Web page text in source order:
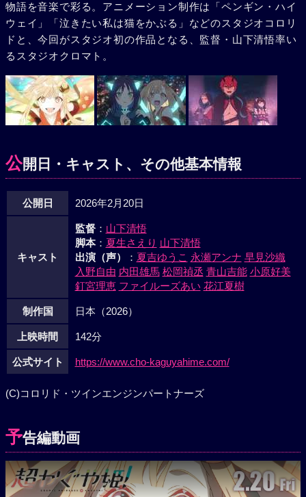
物語を音楽で彩る。アニメーション制作は「ペンギン・ハイ
ウェイ」「泣きたい私は猫をかぶる」などのスタジオコロリ
ドと、今回がスタジオ初の作品となる、監督・山下清悟率い
るスタジオクロマト。
公開日・キャスト、その他基本情報
公開日 2026年2月20日
キャスト
監督： 山下清悟
脚本： 夏生さえり 山下清悟
出演（声）
： 夏吉ゆうこ 永瀬アンナ 早見沙織
入野自由 内田雄馬 松岡禎丞 青山吉能 小原好美
釘宮理恵 ファイルーズあい 花江夏樹
制作国 日本（2026）
上映時間 142分
公式サイト https://www.cho-kaguyahime.com/
(C)コロリド・ツインエンジンパートナーズ
予告編動画